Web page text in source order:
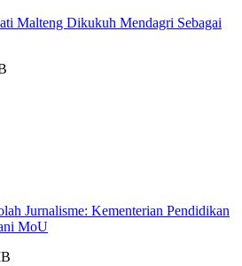
Malteng Dikukuh Mendagri Sebagai
Jurnalisme: Kementerian Pendidikan
MoU